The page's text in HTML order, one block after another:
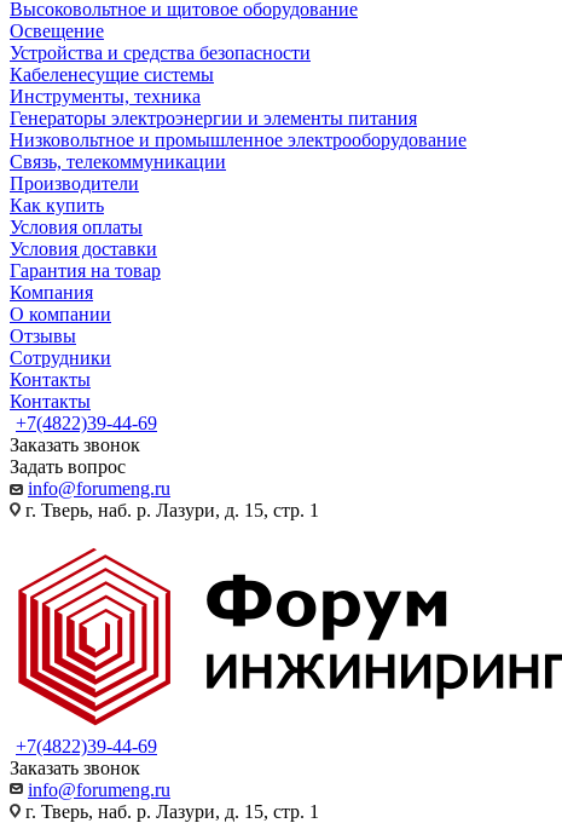
Высоковольтное и щитовое оборудование
Освещение
Устройства и средства безопасности
Кабеленесущие системы
Инструменты, техника
Генераторы электроэнергии и элементы питания
Низковольтное и промышленное электрооборудование
Связь, телекоммуникации
Производители
Как купить
Условия оплаты
Условия доставки
Гарантия на товар
Компания
О компании
Отзывы
Сотрудники
Контакты
Контакты
+7(4822)39-44-69
Заказать звонок
Задать вопрос
info@forumeng.ru
г. Тверь, наб. р. Лазури, д. 15, стр. 1
+7(4822)39-44-69
Заказать звонок
info@forumeng.ru
г. Тверь, наб. р. Лазури, д. 15, стр. 1